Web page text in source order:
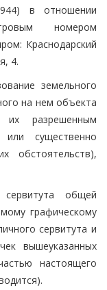
в отношении
номером
Краснодарский
4.
земельного
на нем объекта
разрешенным
существенно
обстоятельств),
общей
графическому
сервитута и
вышеуказанных
настоящего